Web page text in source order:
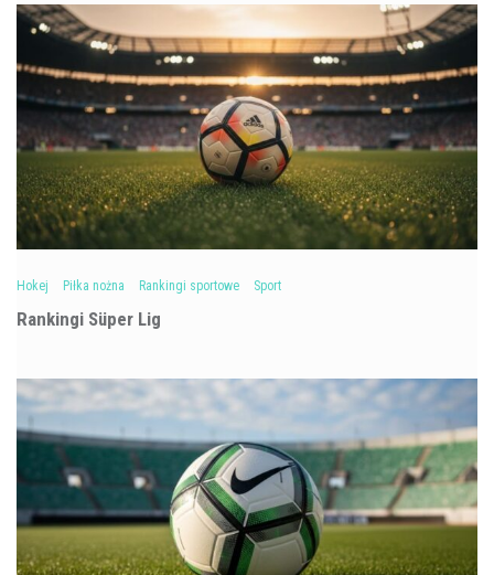
Hokej Piłka nożna Rankingi sportowe Sport
Rankingi Süper Lig